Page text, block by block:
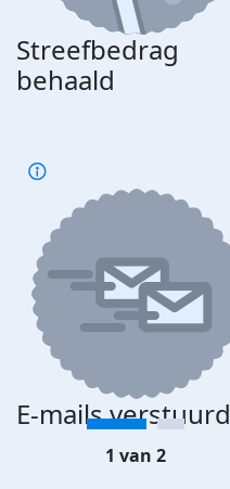
Streefbedrag
behaald
E-mails verstuurd
1 van 2